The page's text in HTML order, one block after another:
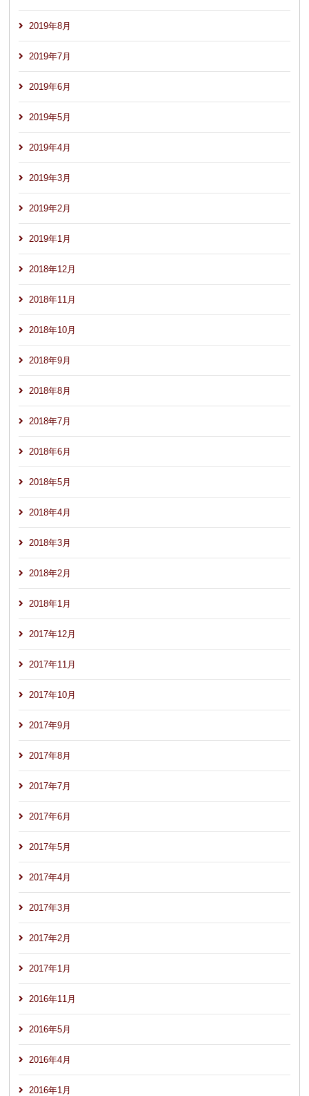
2019年8月
2019年7月
2019年6月
2019年5月
2019年4月
2019年3月
2019年2月
2019年1月
2018年12月
2018年11月
2018年10月
2018年9月
2018年8月
2018年7月
2018年6月
2018年5月
2018年4月
2018年3月
2018年2月
2018年1月
2017年12月
2017年11月
2017年10月
2017年9月
2017年8月
2017年7月
2017年6月
2017年5月
2017年4月
2017年3月
2017年2月
2017年1月
2016年11月
2016年5月
2016年4月
2016年1月